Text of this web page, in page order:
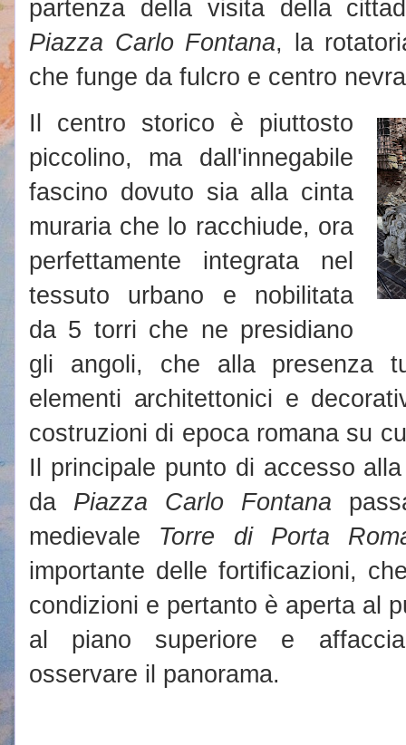
partenza della visita della
Piazza Carlo Fontana, la
che funge da fulcro e centro
Il centro storico è piuttosto
piccolino, ma dall'innegabile
fascino dovuto sia alla cinta
muraria che lo racchiude, ora
perfettamente integrata nel
tessuto urbano e nobilitata
da 5 torri che ne presidiano
gli angoli, che alla presenza
elementi architettonici e
costruzioni di epoca romana su
Il principale punto di accesso
da Piazza Carlo Fontana
medievale Torre di Porta
importante delle fortificazioni,
condizioni e pertanto è aperta al
al piano superiore e
osservare il panorama.